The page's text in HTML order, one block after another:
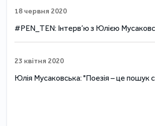
18 червня 2020
#PEN_TEN: Інтерв’ю з Юлією
23 квітня 2020
Юлія Мусаковська: "Поезія – це пошук